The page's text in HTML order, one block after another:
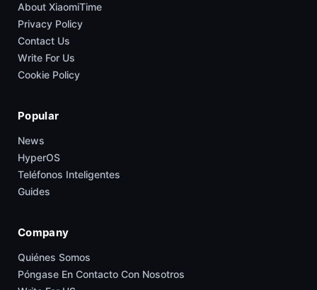
About XiaomiTime
Privacy Policy
Contact Us
Write For Us
Cookie Policy
Popular
News
HyperOS
Teléfonos Inteligentes
Guides
Company
Quiénes Somos
Póngase En Contacto Con Nosotros